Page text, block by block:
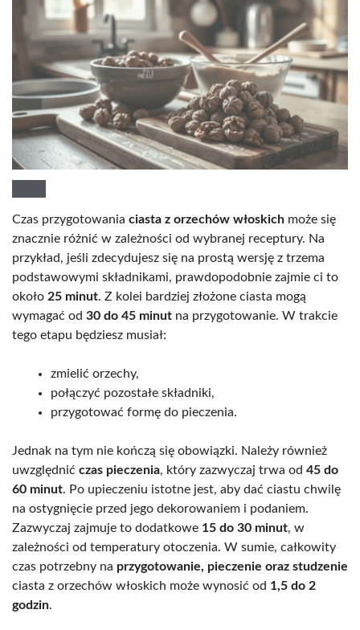
Czas przygotowania ciasta z orzechów włoskich może się
znacznie różnić w zależności od wybranej receptury. Na
przykład, jeśli zdecydujesz się na prostą wersję z trzema
podstawowymi składnikami, prawdopodobnie zajmie ci to
około 25 minut. Z kolei bardziej złożone ciasta mogą
wymagać od 30 do 45 minut na przygotowanie. W trakcie
tego etapu będziesz musiał:
zmielić orzechy,
połączyć pozostałe składniki,
przygotować formę do pieczenia.
Jednak na tym nie kończą się obowiązki. Należy również
uwzględnić czas pieczenia, który zazwyczaj trwa od 45 do
60 minut. Po upieczeniu istotne jest, aby dać ciastu chwilę
na ostygnięcie przed jego dekorowaniem i podaniem.
Zazwyczaj zajmuje to dodatkowe 15 do 30 minut, w
zależności od temperatury otoczenia. W sumie, całkowity
czas potrzebny na przygotowanie, pieczenie oraz studzenie
ciasta z orzechów włoskich może wynosić od 1,5 do 2
godzin.